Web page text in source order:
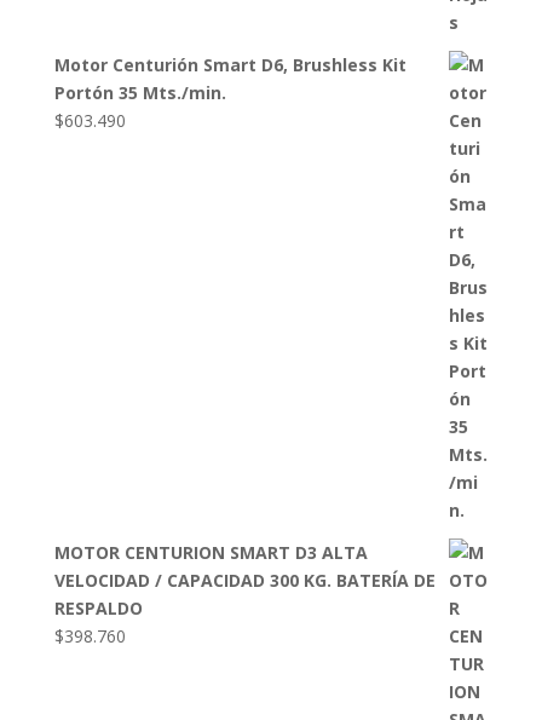
Motor Centurión Smart D6, Brushless Kit
Portón 35 Mts./min.
$603.490
MOTOR CENTURION SMART D3 ALTA
VELOCIDAD / CAPACIDAD 300 KG. BATERÍA DE
RESPALDO
$398.760